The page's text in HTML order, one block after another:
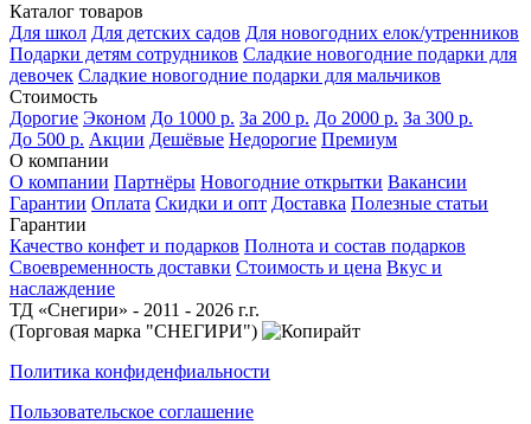
Каталог товаров
Для школ Для детских садов Для новогодних елок/утренников
Подарки детям сотрудников Сладкие новогодние подарки для
девочек Сладкие новогодние подарки для мальчиков
Стоимость
Дорогие Эконом До 1000 р. За 200 р. До 2000 р. За 300 р.
До 500 р. Акции Дешёвые Недорогие Премиум
О компании
О компании Партнёры Новогодние открытки Вакансии
Гарантии Оплата Скидки и опт Доставка Полезные статьи
Гарантии
Качество конфет и подарков Полнота и состав подарков
Своевременность доставки Стоимость и цена Вкус и
наслаждение
ТД «Снегири» - 2011 - 2026 г.г.
(Торговая марка "СНЕГИРИ")
Политика конфиденфиальности
Пользовательское соглашение